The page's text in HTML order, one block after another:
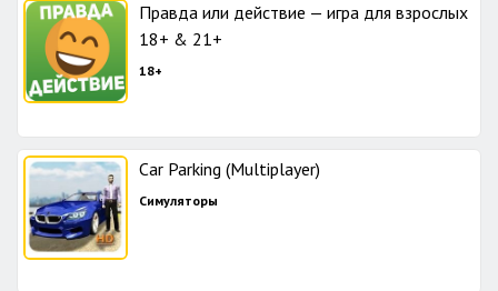
Правда или действие — игра для взрослых
18+ & 21+
18+
Car Parking (Multiplayer)
Симуляторы